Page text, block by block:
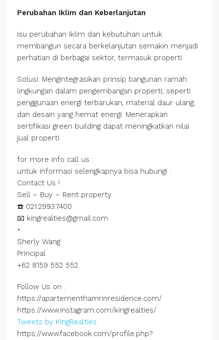
Perubahan Iklim dan Keberlanjutan
Isu perubahan iklim dan kebutuhan untuk
membangun secara berkelanjutan semakin menjadi
perhatian di berbagai sektor, termasuk properti.
Solusi: Mengintegrasikan prinsip bangunan ramah
lingkungan dalam pengembangan properti, seperti
penggunaan energi terbarukan, material daur ulang,
dan desain yang hemat energi. Menerapkan
sertifikasi green building dapat meningkatkan nilai
jual properti.
for more info call us :
untuk informasi selengkapnya bisa hubungi :
Contact Us !
Sell – Buy – Rent property
☎️ 021.2993.7400
📧 kingrealties@gmail.com
•
Sherly Wang
Principal
+62 8159 552 552
Follow Us on :
https://apartementhamrinresidence.com/
https://www.instagram.com/kingrealties/
Tweets by KingRealties
https://www.facebook.com/profile.php?